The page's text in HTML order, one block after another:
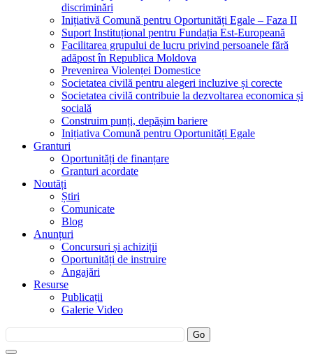
discriminări
Inițiativă Comună pentru Oportunități Egale – Faza II
Suport Instituțional pentru Fundația Est-Europeană
Facilitarea grupului de lucru privind persoanele fără
adăpost în Republica Moldova
Prevenirea Violenței Domestice
Societatea civilă pentru alegeri incluzive și corecte
Societatea civilă contribuie la dezvoltarea economica și
socială
Construim punți, depășim bariere
Inițiativa Comună pentru Oportunități Egale
Granturi
Oportunități de finanțare
Granturi acordate
Noutăți
Știri
Comunicate
Blog
Anunțuri
Concursuri și achiziții
Oportunități de instruire
Angajări
Resurse
Publicații
Galerie Video